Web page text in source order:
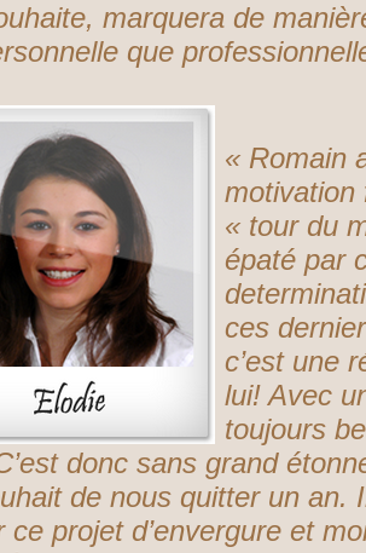
marquera de
que
« Romain
motivation
« tour du
épaté par
ces
c’est une
lui! Avec
toujours
donc sans grand
de nous quitter un an.
ce projet d’envergure et